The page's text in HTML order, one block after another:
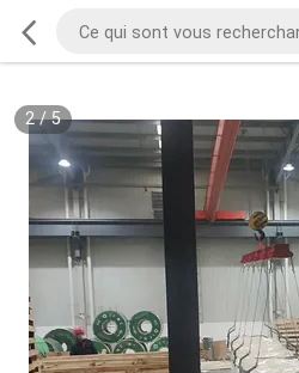
2/5